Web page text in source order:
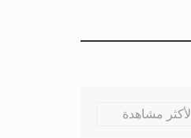
الأكثر مشاهدة